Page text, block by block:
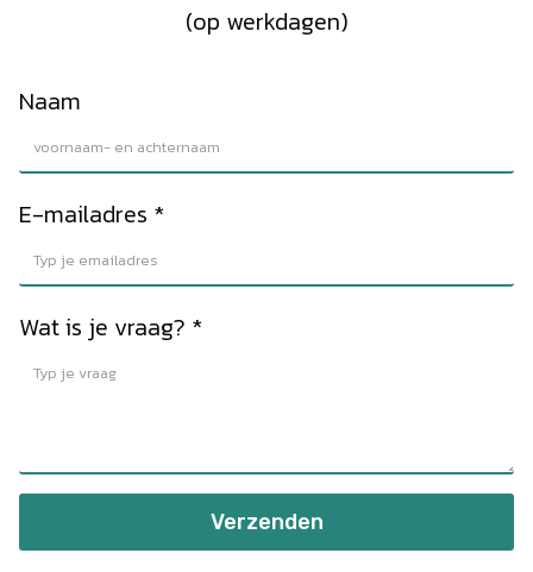
(op werkdagen)
Naam
E-mailadres *
Wat is je vraag? *
Verzenden